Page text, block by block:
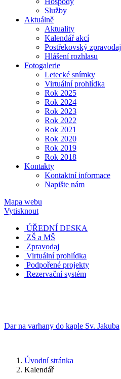
Služby
Aktuálně
Aktuality
Kalendář akcí
Postřekovský zpravodaj
Hlášení rozhlasu
Fotogalerie
Letecké snímky
Virtuální prohlídka
Rok 2025
Rok 2024
Rok 2023
Rok 2022
Rok 2021
Rok 2020
Rok 2019
Rok 2018
Kontakty
Kontaktní informace
Napište nám
Mapa webu
Vytisknout
ÚŘEDNÍ DESKA
ZŠ a MŠ
Zpravodaj
Virtuální prohlídka
Podpořené projekty
Rezervační systém
Dar na varhany do kaple Sv. Jakuba
Úvodní stránka
Kalendář